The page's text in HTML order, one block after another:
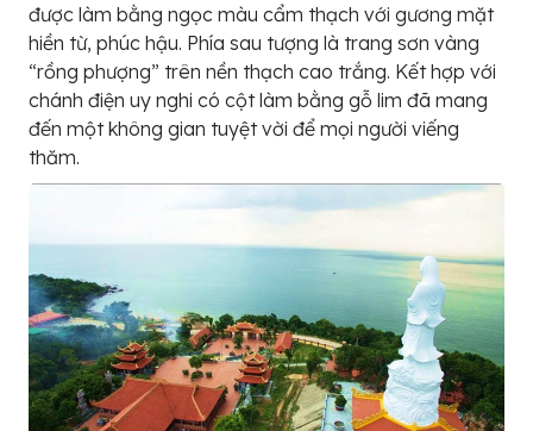
được làm bằng ngọc màu cẩm thạch với gương mặt
hiền từ, phúc hậu. Phía sau tượng là trang sơn vàng
“rồng phượng” trên nền thạch cao trắng. Kết hợp với
chánh điện uy nghi có cột làm bằng gỗ lim đã mang
đến một không gian tuyệt vời để mọi người viếng
thăm.